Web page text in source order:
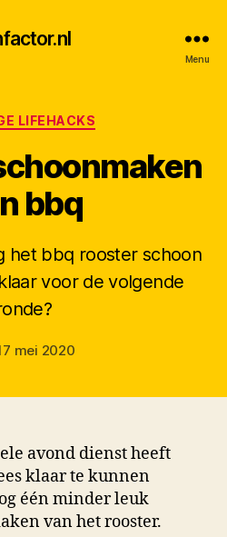
Menu
Categorieën
LIFEHACKS
bbq
het bbq rooster schoon
voor de volgende
Berichtauteur
D
r
mei 2020
avond dienst heeft
klaar te kunnen
één minder leuk
van het rooster.